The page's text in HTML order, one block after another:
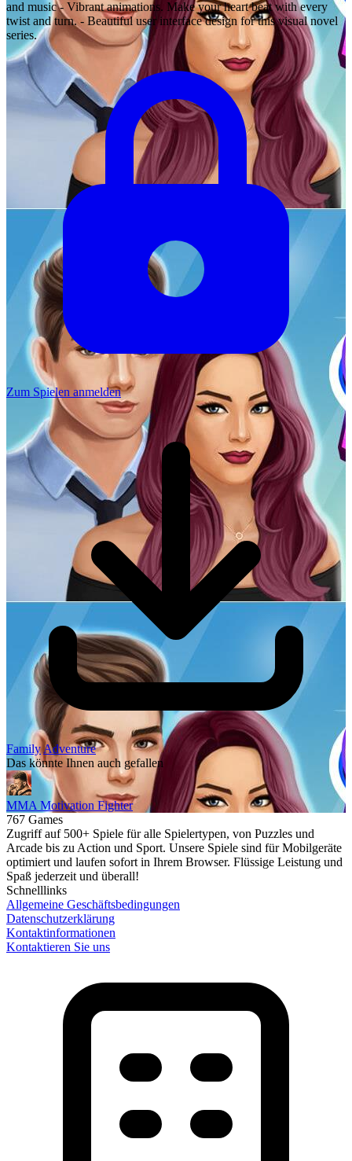
and music - Vibrant animations. Make your heart beat with every
twist and turn. - Beautiful user interface design for this visual novel
series.
Zum Spielen anmelden
FamilyAdventure
Das könnte Ihnen auch gefallen
MMA Motivation Fighter
767 Games
Zugriff auf 500+ Spiele für alle Spielertypen, von Puzzles und
Arcade bis zu Action und Sport. Unsere Spiele sind für Mobilgeräte
optimiert und laufen sofort in Ihrem Browser. Flüssige Leistung und
Spaß jederzeit und überall!
Schnelllinks
Allgemeine Geschäftsbedingungen
Datenschutzerklärung
Kontaktinformationen
Kontaktieren Sie uns